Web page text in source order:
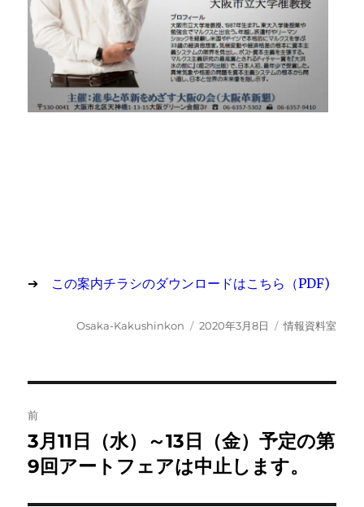
➔ この案内チラシのダウンロードはこちら（PDF)
投
Osaka-Kakushinkon
投
2020年3月8日
カ
情報資料室
稿
ナ
ビ
前
前
の
3月11日（水）～13日（金）予定の第
9回アートフェアは中止します。